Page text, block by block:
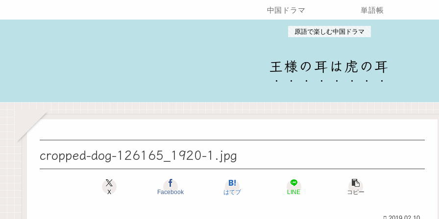
原語で楽しむ中国ドラマ
王様の耳は虎の耳
中国ドラマ 単語帳
cropped-dog-126165_1920-1.jpg
X Facebook はてブ LINE コピー